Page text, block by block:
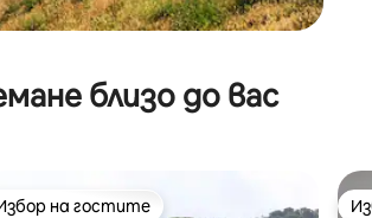
близо до вас
на гостите